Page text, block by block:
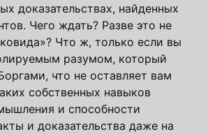
доказательствах, найденных
Чего ждать? Разве это не
Что ж, только если вы
разумом, который
что не оставляет вам
собственных навыков
и способности
и доказательства даже на